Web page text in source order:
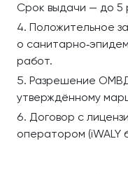
Срок выдачи — до 5
Положительное
о
работ.
Разрешение ОМВД
утверждённому
Договор с
оператором (iWALY